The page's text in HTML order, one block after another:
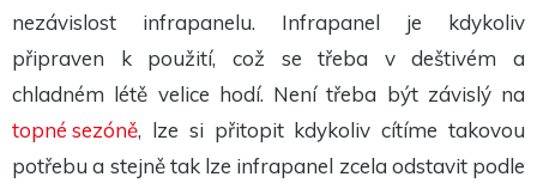
nezávislost infrapanelu. Infrapanel je kdykoliv
připraven k použití, což se třeba v deštivém a
chladném létě velice hodí. Není třeba být závislý na
topné sezóně, lze si přitopit kdykoliv cítíme takovou
potřebu a stejně tak lze infrapanel zcela odstavit podle